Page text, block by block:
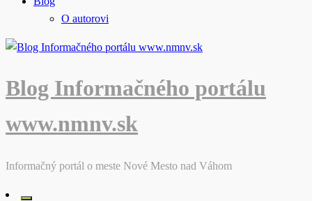
O autorovi
Blog Informačného portálu
www.nmnv.sk
Informačný portál o meste Nové Mesto nad Váhom